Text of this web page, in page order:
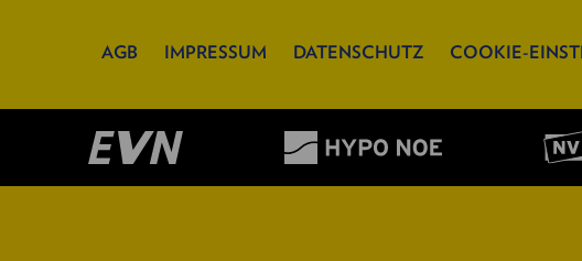
AGB IMPRESSUM DATENSCHUTZ COOKIE-